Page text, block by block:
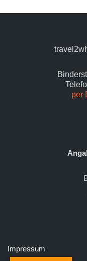
per
Impressum